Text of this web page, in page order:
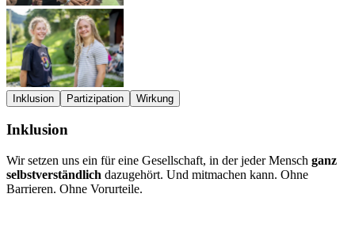
Inklusion Partizipation Wirkung
Inklusion
Wir setzen uns ein für eine Gesellschaft, in der jeder Mensch ganz
selbstverständlich dazugehört. Und mitmachen kann. Ohne
Barrieren. Ohne Vorurteile.